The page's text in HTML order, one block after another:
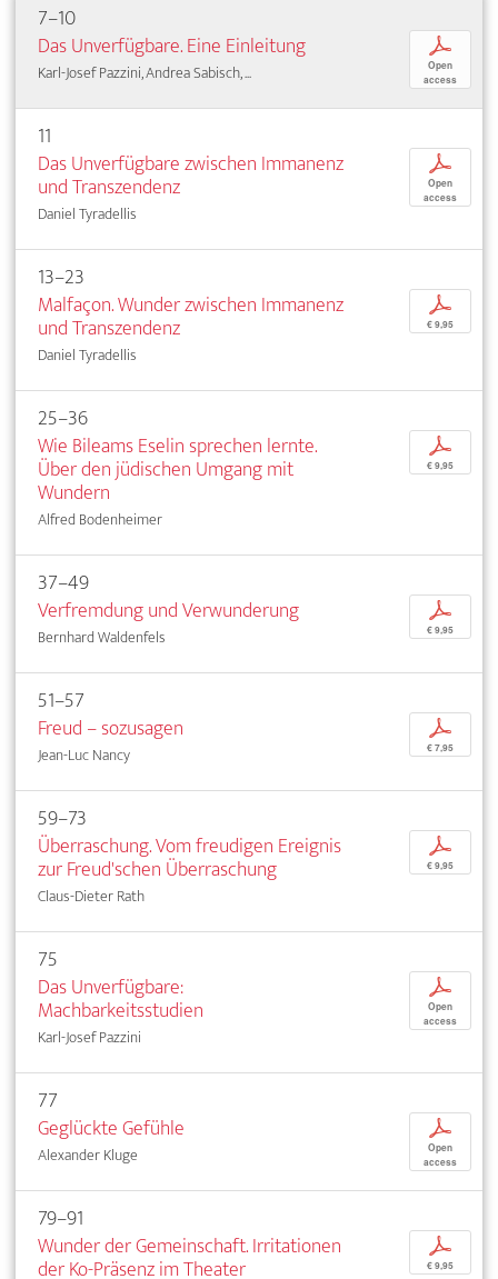
7–10
Das Unverfügbare. Eine Einleitung
Karl-Josef Pazzini, Andrea Sabisch, ...
p
Open
access
11
Das Unverfügbare zwischen Immanenz
und Transzendenz
Daniel Tyradellis
p
Open
access
13–23
Malfaçon. Wunder zwischen Immanenz
und Transzendenz
Daniel Tyradellis
p
€ 9,95
25–36
Wie Bileams Eselin sprechen lernte.
Über den jüdischen Umgang mit
Wundern
Alfred Bodenheimer
p
€ 9,95
37–49
Verfremdung und Verwunderung
Bernhard Waldenfels
p
€ 9,95
51–57
Freud – sozusagen
Jean-Luc Nancy
p
€ 7,95
59–73
Überraschung. Vom freudigen Ereignis
zur Freud'schen Überraschung
Claus-Dieter Rath
p
€ 9,95
75
Das Unverfügbare:
Machbarkeitsstudien
Karl-Josef Pazzini
p
Open
access
77
Geglückte Gefühle
Alexander Kluge
p
Open
access
79–91
Wunder der Gemeinschaft. Irritationen
der Ko-Präsenz im Theater
p
€ 9,95